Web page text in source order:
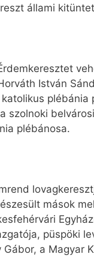
állami
István
plébánia
szolnoki
plébánosa.
mások
püspöki
Gábor, a Magyar